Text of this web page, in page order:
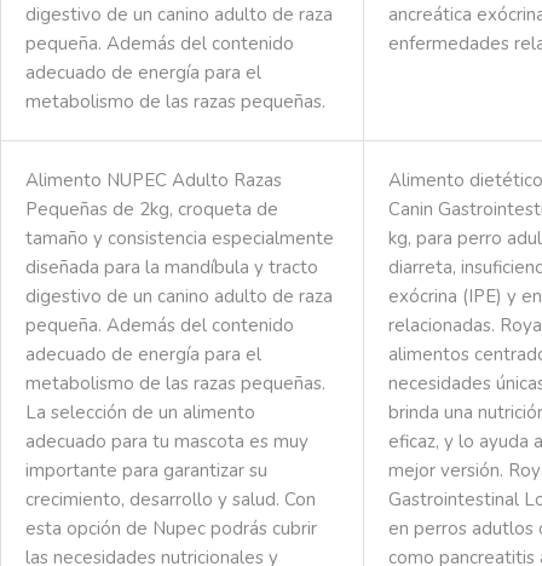
digestivo de un canino adulto de raza
pequeña. Además del contenido
adecuado de energía para el
metabolismo de las razas pequeñas.
ancreática
enfermedades
Alimento NUPEC Adulto Razas
Pequeñas de 2kg, croqueta de
tamaño y consistencia especialmente
diseñada para la mandíbula y tracto
digestivo de un canino adulto de raza
pequeña. Además del contenido
adecuado de energía para el
metabolismo de las razas pequeñas.
La selección de un alimento
adecuado para tu mascota es muy
importante para garantizar su
crecimiento, desarrollo y salud. Con
esta opción de Nupec podrás cubrir
las necesidades nutricionales y
Alimento
Canin
kg, para perro
diarreta,
exócrina (IPE) y
relacionadas.
alimentos
necesidades
brinda una
eficaz, y lo ayuda
mejor versión.
Gastrointestinal
en perros adutlos
como pancreatitis